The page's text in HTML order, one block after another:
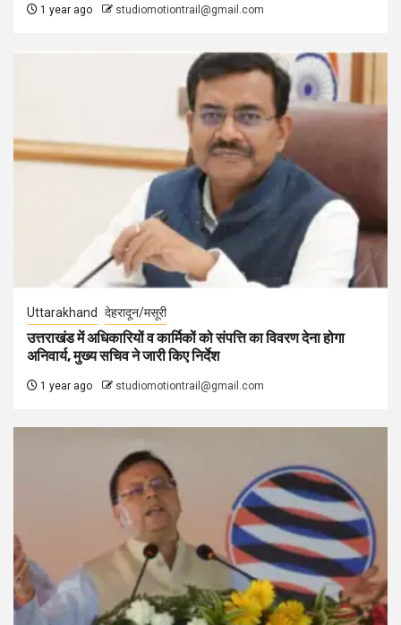
1 year ago studiomotiontrail@gmail.com
Uttarakhand देहरादून/मसूरी
उत्तराखंड में अधिकारियों व कार्मिकों को संपत्ति का विवरण देना होगा
अनिवार्य, मुख्य सचिव ने जारी किए निर्देश
1 year ago studiomotiontrail@gmail.com